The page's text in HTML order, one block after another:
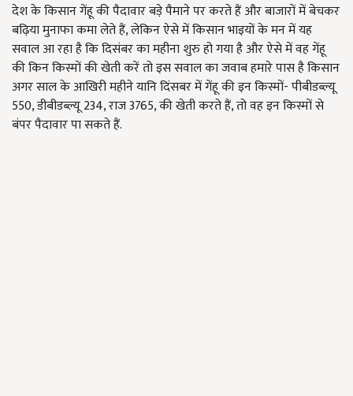
देश के किसान गेंहू की पैदावार बड़े पैमाने पर करते हैं और बाजारों में बेचकर
बढ़िया मुनाफा कमा लेते हैं, लेकिन ऐसे में किसान भाइयों के मन में यह
सवाल आ रहा है कि दिसंबर का महीना शुरु हो गया है और ऐसे में वह गेंहू
की किन किस्मों की खेती करें तो इस सवाल का जवाब हमारे पास है किसान
अगर साल के आखिरी महीने यानि दिंसबर में गेंहू की इन किस्मों- पीबीडब्ल्यू
550, डीबीडब्ल्यू 234, राज 3765, की खेती करते हैं, तो वह इन किस्मों से
बंपर पैदावार पा सकते हैं.